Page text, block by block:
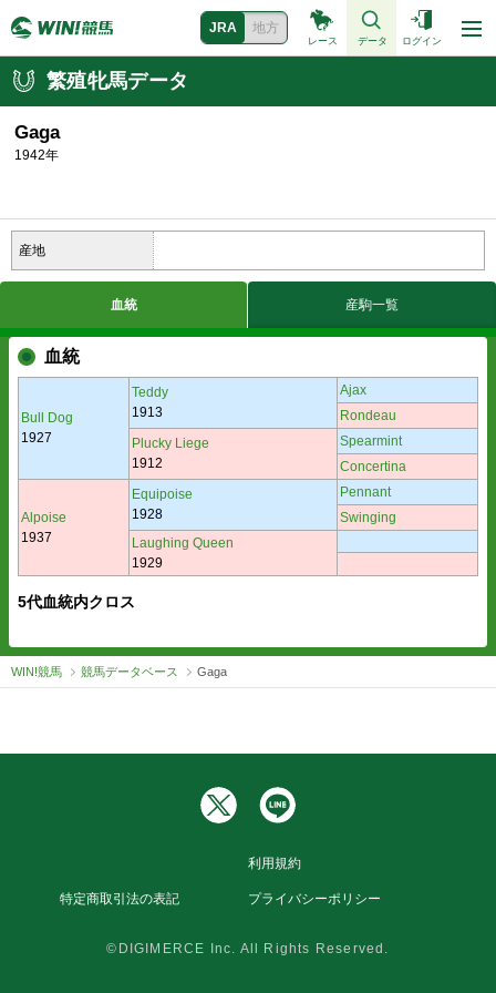
JRA 地方
レース データ ログイン
繁殖牝馬データ
Gaga
1942年
産地
血統 産駒一覧
血統
Bull Dog
1927
Teddy
1913
Ajax
Rondeau
Plucky Liege
1912
Spearmint
Concertina
Alpoise
1937
Equipoise
1928
Pennant
Swinging
Laughing Queen
1929
5代血統内クロス
WIN!競馬 競馬データベース Gaga
利用規約
特定商取引法の表記 プライバシーポリシー
©DIGIMERCE Inc. All Rights Reserved.